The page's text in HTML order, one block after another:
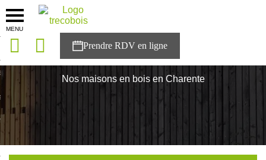
MENU
solutions
Trecobois
Nos maisons en bois en Charente